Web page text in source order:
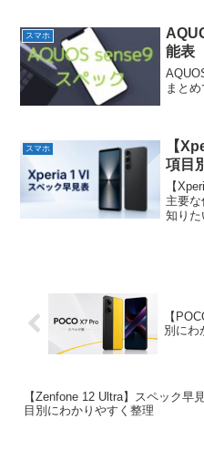
スマホ
能表
まとめ
スマホ
【
項目
【
主要な
知りた
【
別にわ
【Zenfone 12 Ultra】スペック早
目別にわかりやすく整理